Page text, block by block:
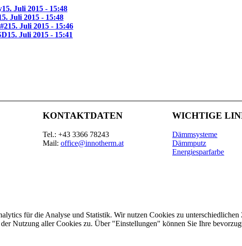
15. Juli 2015 - 15:48
Juli 2015 - 15:48
15. Juli 2015 - 15:46
15. Juli 2015 - 15:41
KONTAKTDATEN
Tel.: +43 3366 78243
Mail: office@innotherm.at
WICHTIGE
Dämmsysteme
Dämmputz
Energiesparfarbe
für die Analyse und Statistik. Wir nutzen Cookies zu
Nutzung aller Cookies zu. Über "Einstellungen" können Sie Ihre